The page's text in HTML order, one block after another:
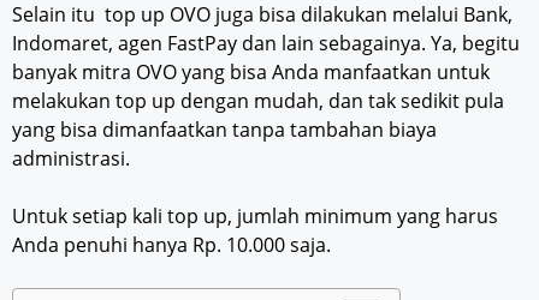
Selain itu top up OVO juga bisa dilakukan melalui Bank,
Indomaret, agen FastPay dan lain sebagainya. Ya, begitu
banyak mitra OVO yang bisa Anda manfaatkan untuk
melakukan top up dengan mudah, dan tak sedikit pula
yang bisa dimanfaatkan tanpa tambahan biaya
administrasi.
Untuk setiap kali top up, jumlah minimum yang harus
Anda penuhi hanya Rp. 10.000 saja.